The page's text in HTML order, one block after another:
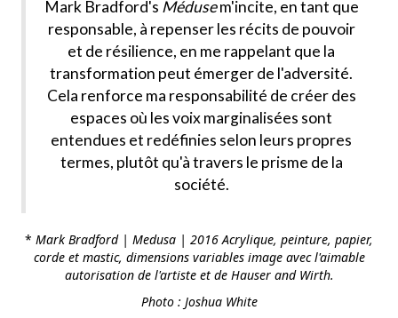
Mark Bradford's Médusem'incite, en tant que
responsable, à repenser les récits de pouvoir
et de résilience, en me rappelant que la
transformation peut émerger de l'adversité.
Cela renforce ma responsabilité de créer des
espaces où les voix marginalisées sont
entendues et redéfinies selon leurs propres
termes, plutôt qu'à travers le prisme de la
société.
* Mark Bradford | Medusa | 2016 Acrylique, peinture, papier,
corde et mastic, dimensions variables image avec l'aimable
autorisation de l'artiste et de Hauser and Wirth.
Photo : Joshua White